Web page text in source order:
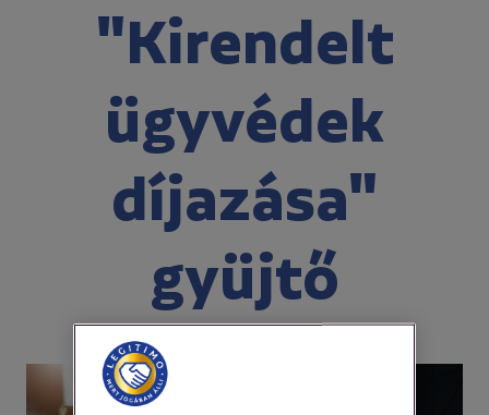
"Kirendelt
ügyvédek
díjazása"
gyüjtő